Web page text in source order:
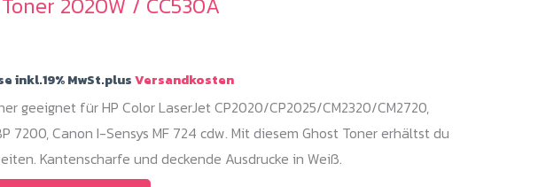
inkl.19% MwSt.plusVersandkosten
geeignet für HP Color LaserJet CP2020/CP2025/CM2320/CM2720,
7200, Canon I-Sensys MF 724 cdw. Mit diesem Ghost Toner erhältst du
Kantenscharfe und deckende Ausdrucke in Weiß.